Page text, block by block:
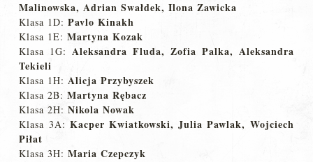
Malinowska, Adrian Swałdek, Ilona Zawicka
Klasa 1D:Pavlo Kinakh
Klasa 1E:Martyna Kozak
Klasa 1G:Aleksandra Fluda, Zofia Palka, Aleksandra
Tekieli
Klasa 1H:Alicja Przybyszek
Klasa 2B:Martyna Rębacz
Klasa 2H:Nikola Nowak
Klasa 3A: Kacper Kwiatkowski, Julia Pawlak, Wojciech
Piłat
Klasa 3H:Maria Czepczyk